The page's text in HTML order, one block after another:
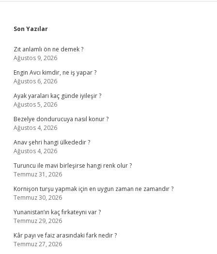
Sidebar
Son Yazılar
Zıt anlamlı ön ne demek ?
Ağustos 9, 2026
Engin Avcı kimdir, ne iş yapar ?
Ağustos 6, 2026
Ayak yaraları kaç günde iyileşir ?
Ağustos 5, 2026
Bezelye dondurucuya nasıl konur ?
Ağustos 4, 2026
Anav şehri hangi ülkededir ?
Ağustos 4, 2026
Turuncu ile mavi birleşirse hangi renk olur ?
Temmuz 31, 2026
Kornişon turşu yapmak için en uygun zaman ne zamandır ?
Temmuz 30, 2026
Yunanistan’ın kaç fırkateyni var ?
Temmuz 29, 2026
Kâr payı ve faiz arasındaki fark nedir ?
Temmuz 27, 2026